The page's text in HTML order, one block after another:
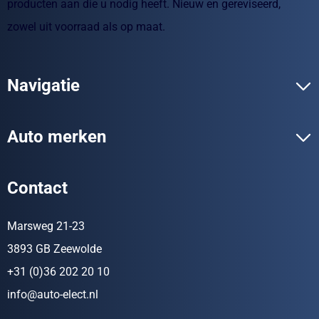
producten aan die u nodig heeft. Nieuw en gereviseerd,
zowel uit voorraad als op maat.
Navigatie
Auto merken
Contact
Marsweg 21-23
3893 GB Zeewolde
+31 (0)36 202 20 10
info@auto-elect.nl